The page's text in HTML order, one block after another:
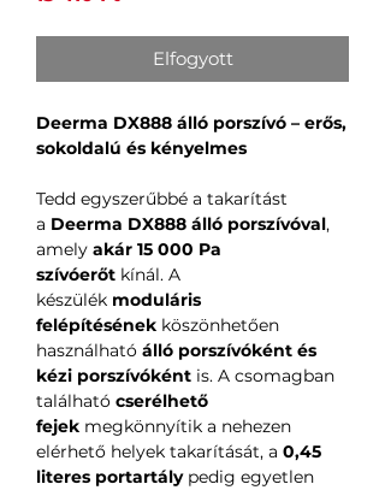
Elfogyott
Deerma DX888 álló porszívó – erős,
sokoldalú és kényelmes
Tedd egyszerűbbé a takarítást
a Deerma DX888 álló porszívóval,
amely akár 15 000 Pa
szívóerőt kínál. A
készülék moduláris
felépítésének köszönhetően
használható álló porszívóként és
kézi porszívóként is. A csomagban
található cserélhető
fejek megkönnyítik a nehezen
elérhető helyek takarítását, a 0,45
literes portartálypedig egyetlen